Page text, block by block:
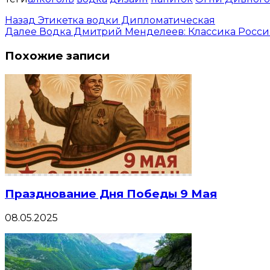
Назад Этикетка водки Дипломатическая
Далее Водка Дмитрий Менделеев: Классика
Похожие записи
Празднование Дня Победы 9 Мая
08.05.2025